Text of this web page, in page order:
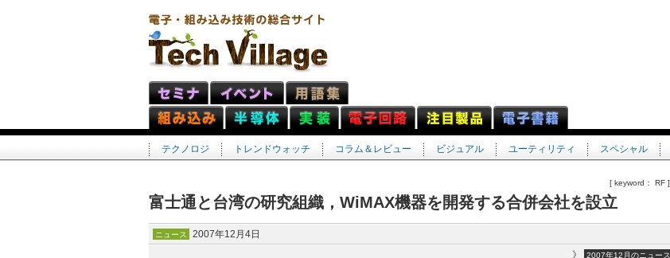
テクノロジ トレンドウォッチ コラム＆レビュー ビジュアル ユーティリティ スペシャル
[ keyword： RF ]
富士通と台湾の研究組織，WiMAX機器を開発する合併会社を設立
ニュース 2007年12月4日
》 2007年12月のニュース